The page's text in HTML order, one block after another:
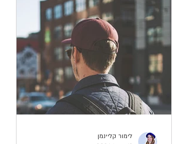
לימור קליינמן